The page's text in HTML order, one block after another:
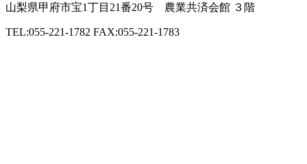
山梨県甲府市宝1丁目21番20号 農業共済会館 ３階
TEL:055-221-1782 FAX:055-221-1783